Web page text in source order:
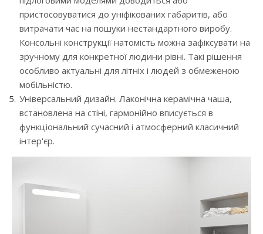
пристосовуватися до уніфікованих габаритів, або
витрачати час на пошуки нестандартного виробу.
Консольні конструкції натомість можна зафіксувати на
зручному для конкретної людини рівні. Такі рішення
особливо актуальні для літніх і людей з обмеженою
мобільністю.
Універсальний дизайн. Лаконічна керамічна чаша,
встановлена ​​на стіні, гармонійно вписується в
функціональний сучасний і атмосферний класичний
інтер'єр.